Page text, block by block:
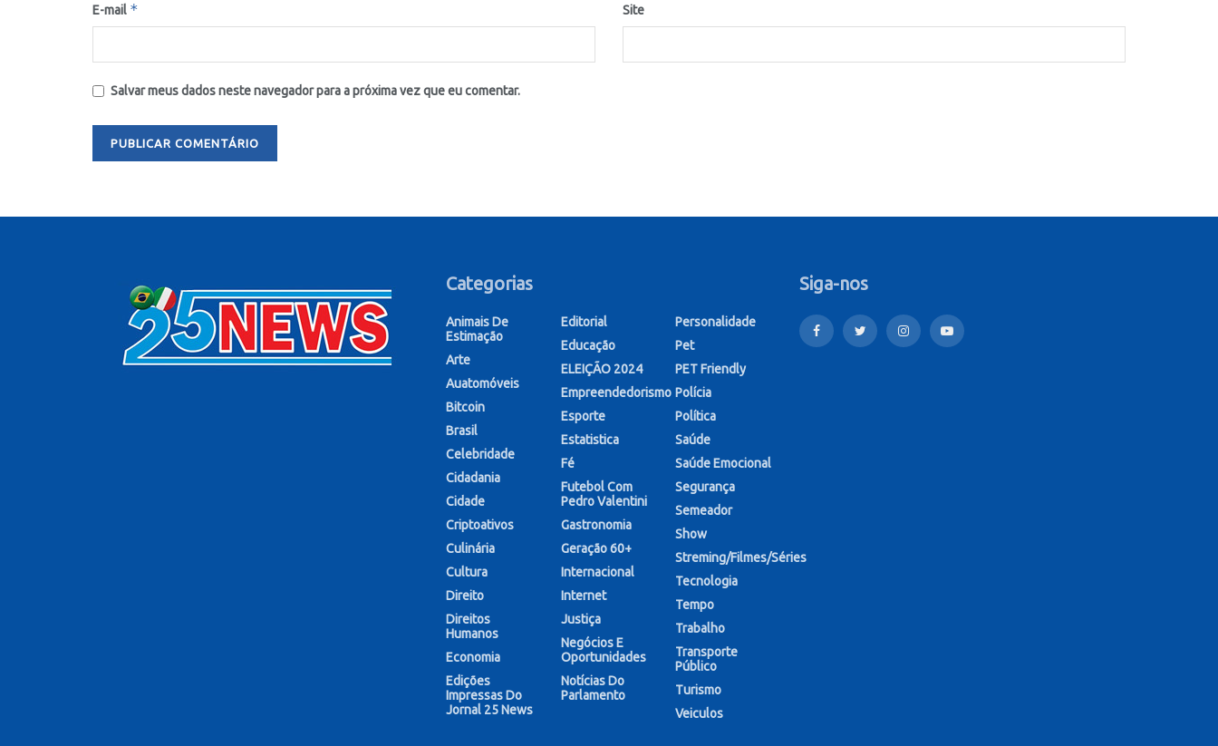
E-mail * Site
Salvar meus dados neste navegador para a próxima vez que eu comentar.
Categorias
Animais De
Estimação
Arte
Auatomóveis
Bitcoin
Brasil
Celebridade
Cidadania
Cidade
Criptoativos
Culinária
Cultura
Direito
Direitos
Humanos
Economia
Edições
Impressas Do
Jornal 25 News
Editorial
Educação
ELEIÇÃO 2024
Empreendedorismo
Esporte
Estatistica
Fé
Futebol Com
Pedro Valentini
Gastronomia
Geração 60+
Internacional
Internet
Justiça
Negócios E
Oportunidades
Notícias Do
Parlamento
Personalidade
Pet
PET Friendly
Polícia
Política
Saúde
Saúde Emocional
Segurança
Semeador
Show
Streming/Filmes/Séries
Tecnologia
Tempo
Trabalho
Transporte
Público
Turismo
Veiculos
Siga-nos